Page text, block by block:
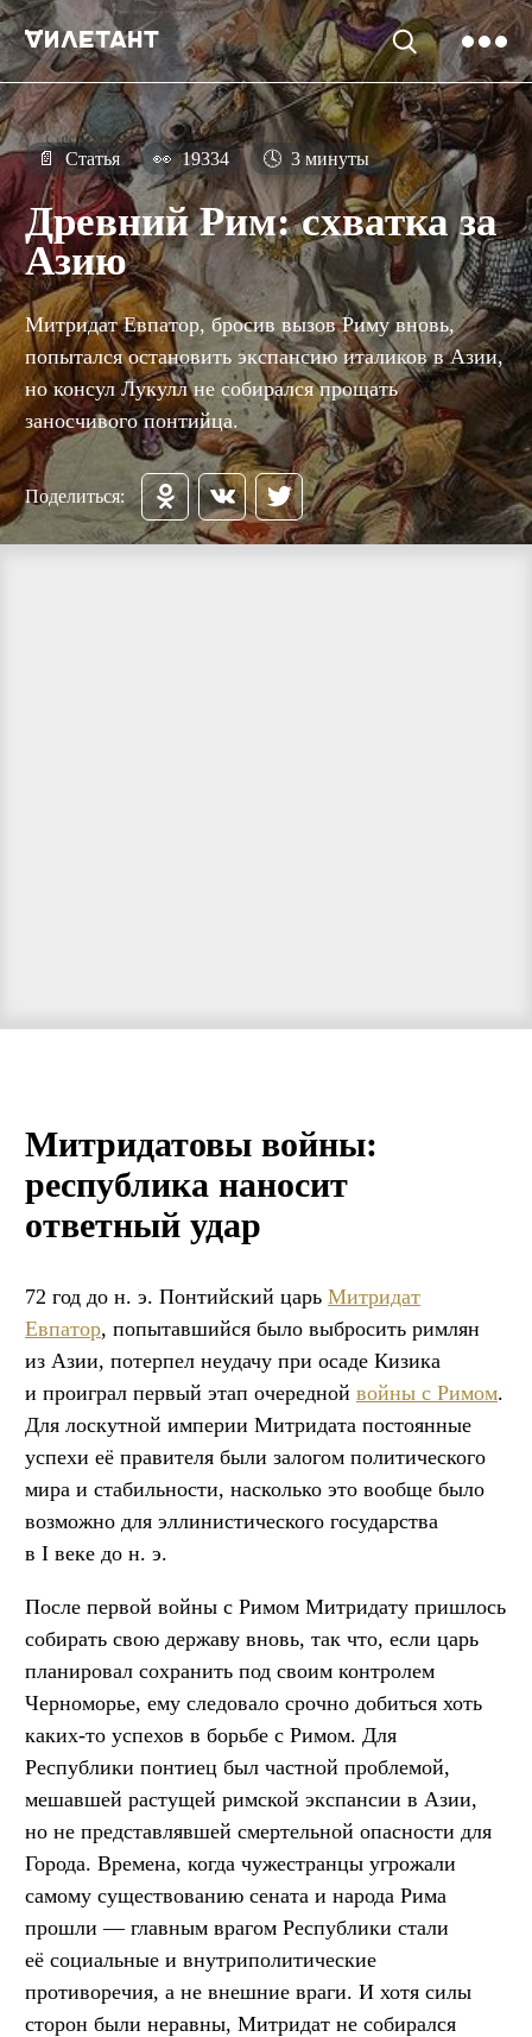
📄 Статья 👀 19334 🕓 3 минуты
Древний Рим: схватка за
Азию
Митридат Евпатор, бросив вызов Риму вновь,
попытался остановить экспансию италиков в Азии,
но консул Лукулл не собирался прощать
заносчивого понтийца.
Поделиться:
Митридатовы войны:
республика наносит
ответный удар
72 год до н. э. Понтийский царь Митридат
Евпатор, попытавшийся было выбросить римлян
из Азии, потерпел неудачу при осаде Кизика
и проиграл первый этап очередной войны с Римом.
Для лоскутной империи Митридата постоянные
успехи её правителя были залогом политического
мира и стабильности, насколько это вообще было
возможно для эллинистического государства
в I веке до н. э.
После первой войны с Римом Митридату пришлось
собирать свою державу вновь, так что, если царь
планировал сохранить под своим контролем
Черноморье, ему следовало срочно добиться хоть
каких-то успехов в борьбе с Римом. Для
Республики понтиец был частной проблемой,
мешавшей растущей римской экспансии в Азии,
но не представлявшей смертельной опасности для
Города. Времена, когда чужестранцы угрожали
самому существованию сената и народа Рима
прошли — главным врагом Республики стали
её социальные и внутриполитические
противоречия, а не внешние враги. И хотя силы
сторон были неравны, Митридат не собирался